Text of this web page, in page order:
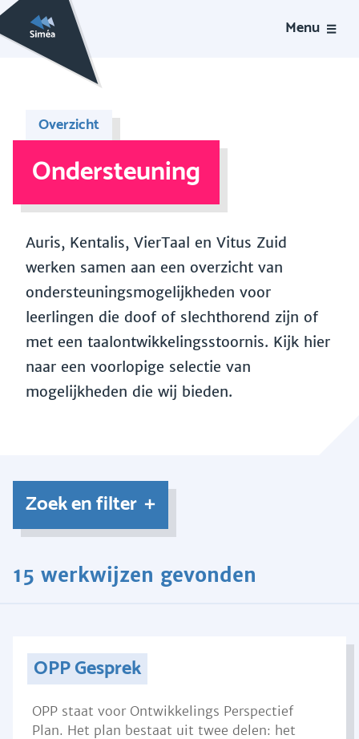
Menu
Overzicht
Ondersteuning
Auris, Kentalis, VierTaal en Vitus Zuid
werken samen aan een overzicht van
ondersteuningsmogelijkheden voor
leerlingen die doof of slechthorend zijn of
met een taalontwikkelingsstoornis. Kijk hier
naar een voorlopige selectie van
mogelijkheden die wij bieden.
Zoek en filter
15 werkwijzen gevonden
OPP Gesprek
OPP staat voor Ontwikkelings Perspectief
Plan. Het plan bestaat uit twee delen: het